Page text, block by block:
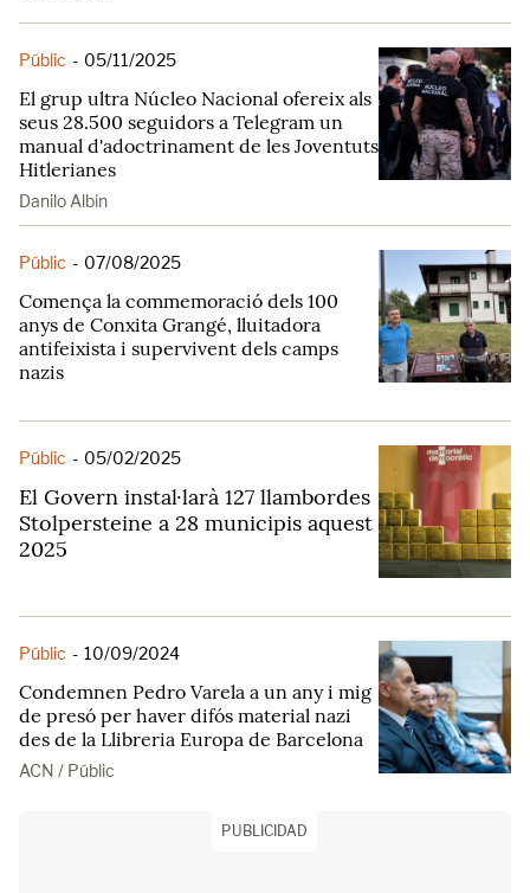
Públic - 05/11/2025
El grup ultra Núcleo Nacional ofereix als
seus 28.500 seguidors a Telegram un
manual d'adoctrinament de les Joventuts
Hitlerianes
Danilo Albin
Públic - 07/08/2025
Comença la commemoració dels 100
anys de Conxita Grangé, lluitadora
antifeixista i supervivent dels camps
nazis
Públic - 05/02/2025
El Govern instal·larà 127 llambordes
Stolpersteine a 28 municipis aquest
2025
Públic - 10/09/2024
Condemnen Pedro Varela a un any i mig
de presó per haver difós material nazi
des de la Llibreria Europa de Barcelona
ACN / Públic
PUBLICIDAD